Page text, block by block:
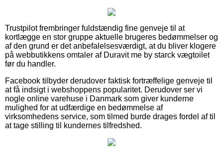
Trustpilot frembringer fuldstændig fine genveje til at
kortlægge en stor gruppe aktuelle brugeres bedømmelser og
af den grund er det anbefalelsesværdigt, at du bliver klogere
på webbutikkens omtaler af Duravit me by starck vægtoilet
før du handler.
Facebook tilbyder derudover faktisk fortræffelige genveje til
at få indsigt i webshoppens popularitet. Derudover ser vi
nogle online varehuse i Danmark som giver kunderne
mulighed for at udfærdige en bedømmelse af
virksomhedens service, som tilmed burde drages fordel af til
at tage stilling til kundernes tilfredshed.